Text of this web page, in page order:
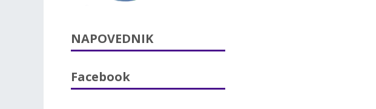
NAPOVEDNIK
Facebook